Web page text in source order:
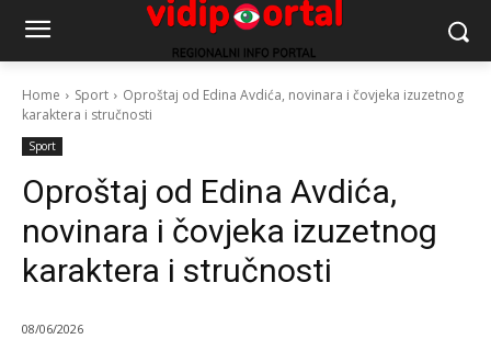
Home Sport
Oproštaj od Edina Avdića, novinara i čovjeka izuzetnog
karaktera i stručnosti
Sport
Oproštaj od Edina Avdića,
novinara i čovjeka izuzetnog
karaktera i stručnosti
08/06/2026